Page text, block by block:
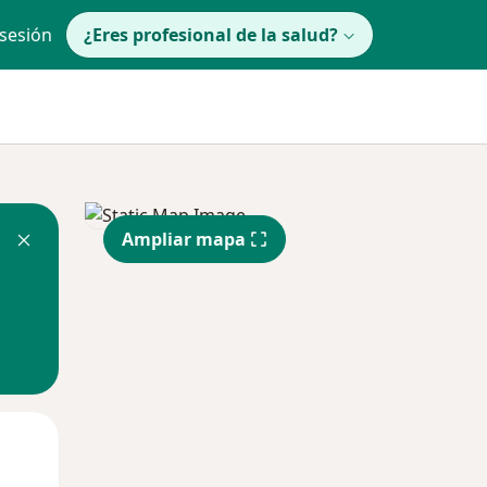
¿Eres profesional de la salud?
Ampliar mapa